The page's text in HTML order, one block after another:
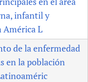
infantil y
América L
de la enfermedad
en la población